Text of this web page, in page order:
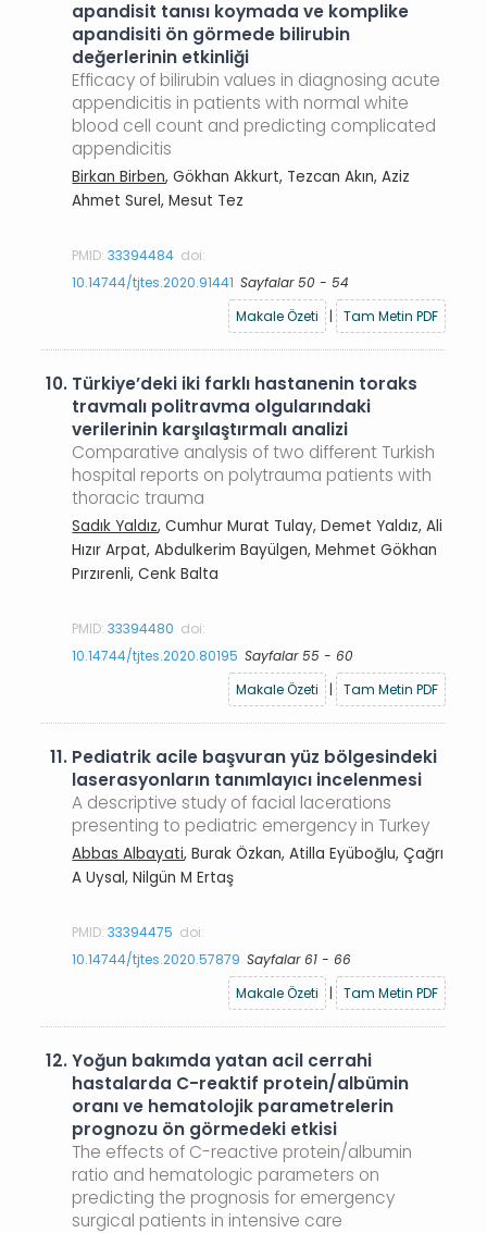
apandisit tanısı koymada ve komplike
apandisiti ön görmede bilirubin
değerlerinin etkinliği
Efficacy of bilirubin values in diagnosing acute
appendicitis in patients with normal white
blood cell count and predicting complicated
appendicitis
Birkan Birben, Gökhan Akkurt, Tezcan Akın, Aziz
Ahmet Surel, Mesut Tez
PMID:33394484 doi:
10.14744/tjtes.2020.91441 Sayfalar 50 - 54
Makale Özeti
| Tam Metin PDF
10. Türkiye’deki iki farklı hastanenin toraks
travmalı politravma olgularındaki
verilerinin karşılaştırmalı analizi
Comparative analysis of two different Turkish
hospital reports on polytrauma patients with
thoracic trauma
Sadık Yaldız, Cumhur Murat Tulay, Demet Yaldız, Ali
Hızır Arpat, Abdulkerim Bayülgen, Mehmet Gökhan
Pırzırenli, Cenk Balta
PMID:33394480 doi:
10.14744/tjtes.2020.80195 Sayfalar 55 - 60
Makale Özeti
| Tam Metin PDF
11. Pediatrik acile başvuran yüz bölgesindeki
laserasyonların tanımlayıcı incelenmesi
A descriptive study of facial lacerations
presenting to pediatric emergency in Turkey
Abbas Albayati, Burak Özkan, Atilla Eyüboğlu, Çağrı
A Uysal, Nilgün M Ertaş
PMID:33394475 doi:
10.14744/tjtes.2020.57879 Sayfalar 61 - 66
Makale Özeti
| Tam Metin PDF
12.Yoğun bakımda yatan acil cerrahi
hastalarda C-reaktif protein/albümin
oranı ve hematolojik parametrelerin
prognozu ön görmedeki etkisi
The effects of C-reactive protein/albumin
ratio and hematologic parameters on
predicting the prognosis for emergency
surgical patients in intensive care